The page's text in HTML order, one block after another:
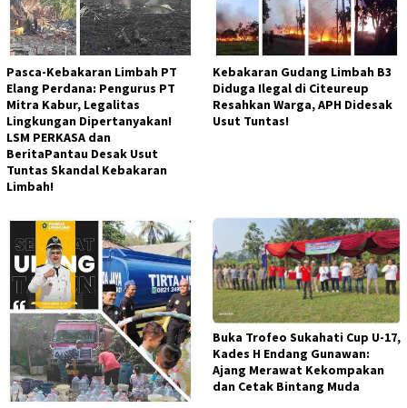
Pasca-Kebakaran Limbah PT
Elang Perdana: Pengurus PT
Mitra Kabur, Legalitas
Lingkungan Dipertanyakan!
LSM PERKASA dan
BeritaPantau Desak Usut
Tuntas Skandal Kebakaran
Limbah!
Kebakaran Gudang Limbah B3
Diduga Ilegal di Citeureup
Resahkan Warga, APH Didesak
Usut Tuntas!
Buka Trofeo Sukahati Cup U-17,
Kades H Endang Gunawan:
Ajang Merawat Kekompakan
dan Cetak Bintang Muda